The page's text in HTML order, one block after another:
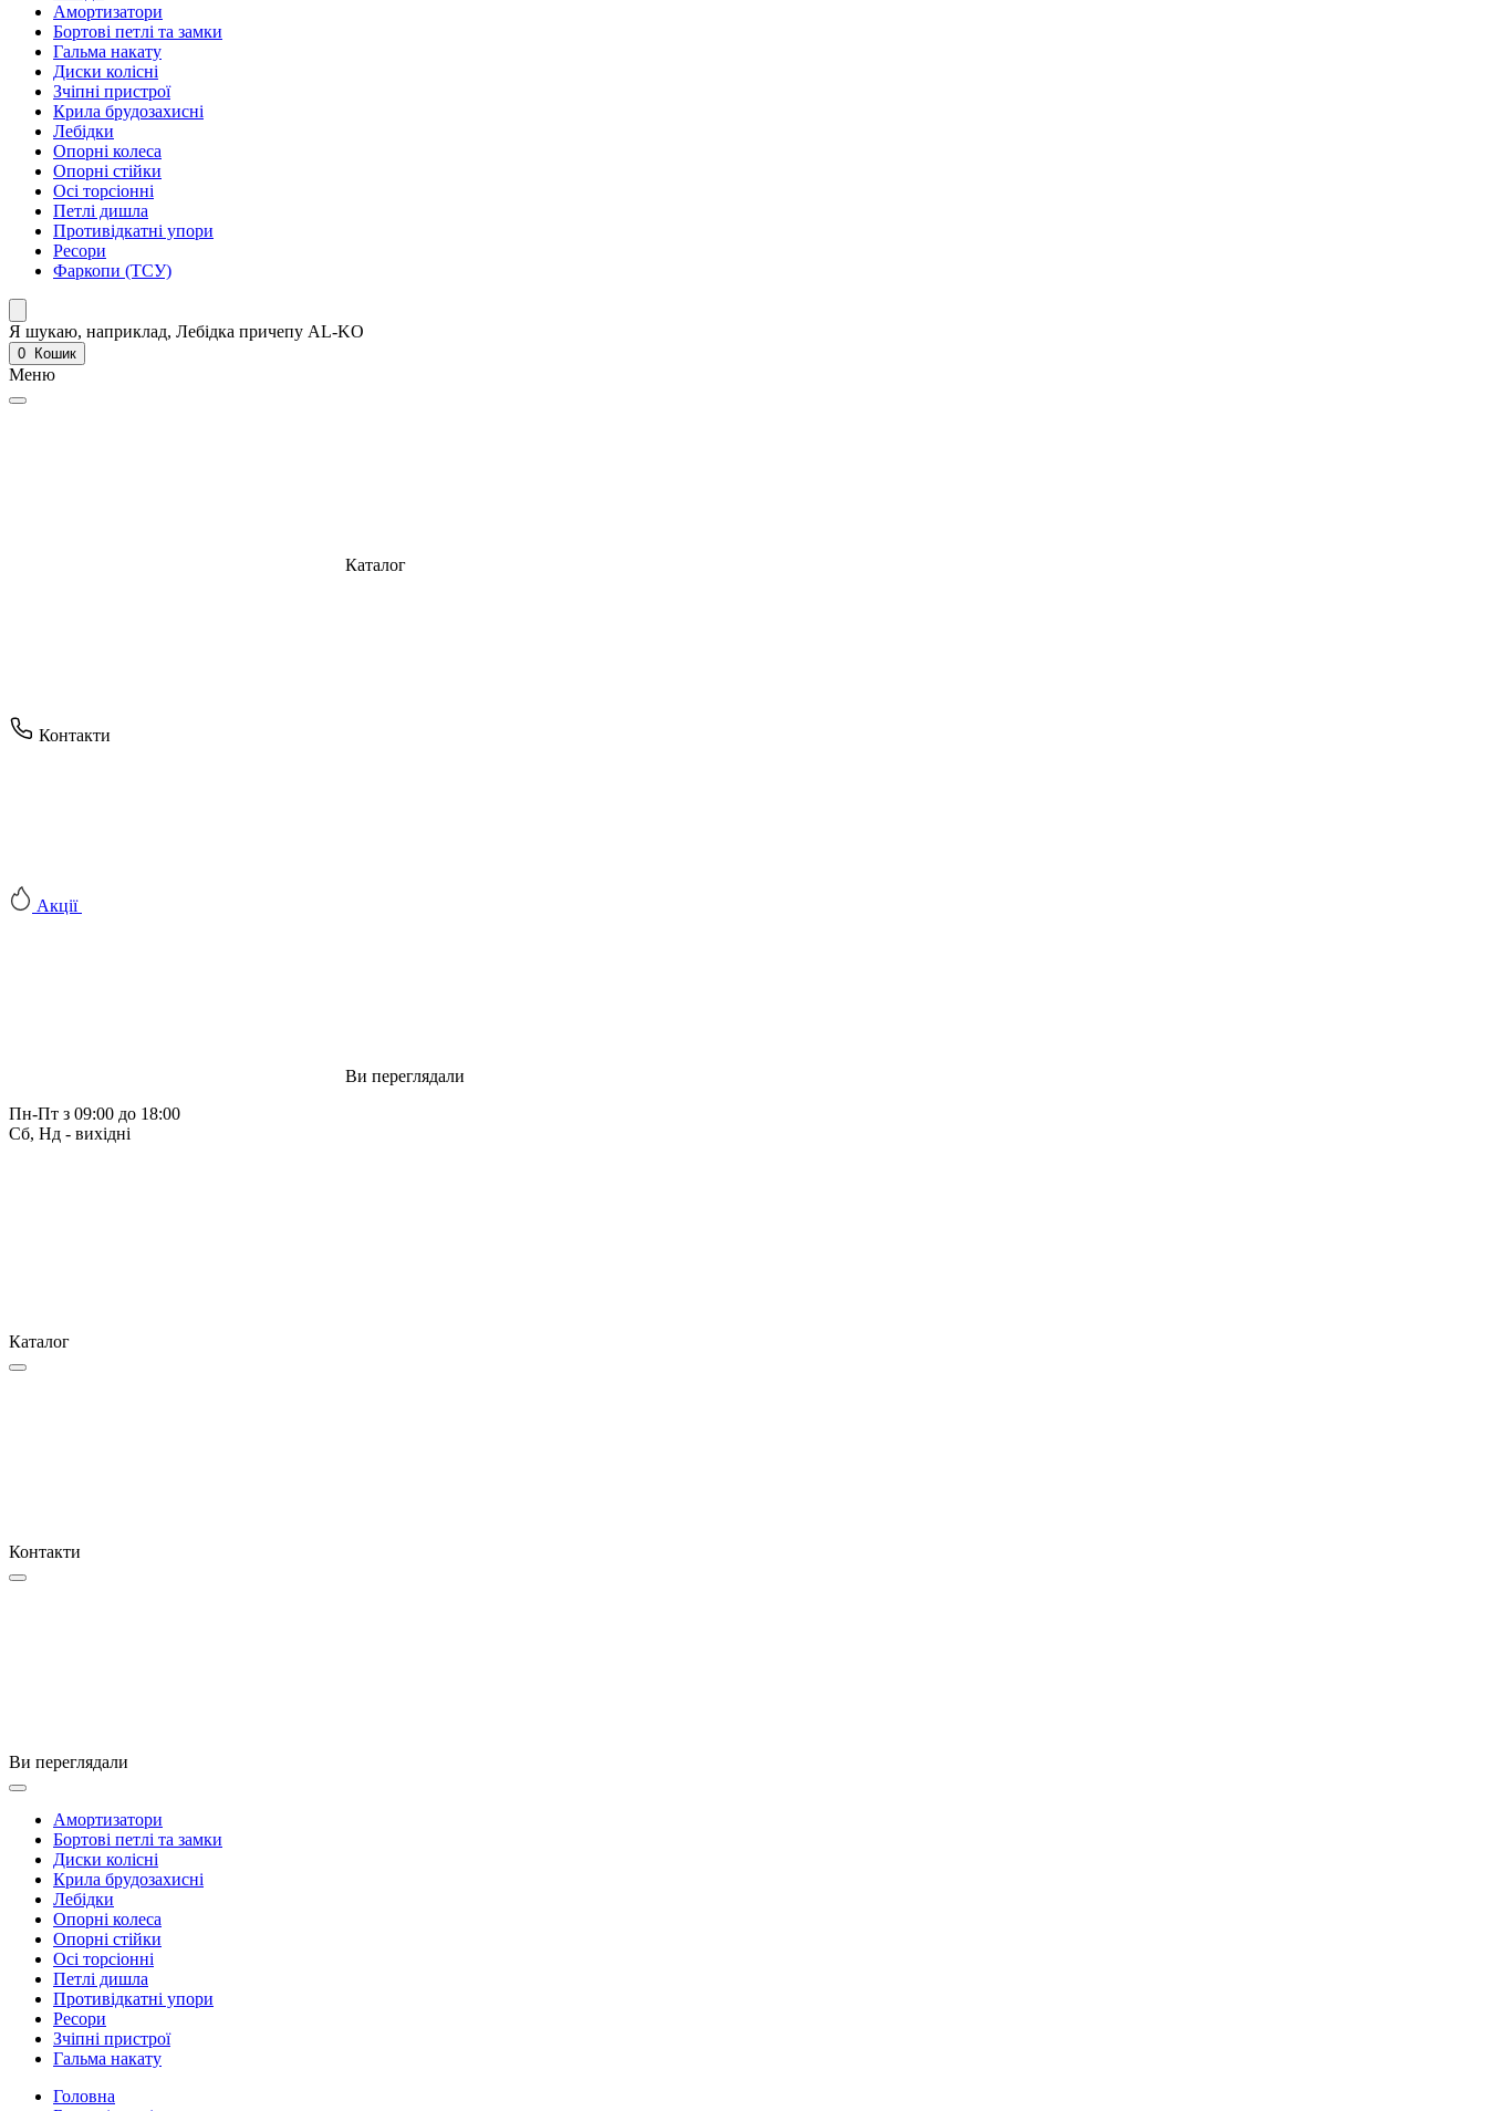
Амортизатори
Бортові петлі та замки
Гальма накату
Диски колісні
Зчіпні пристрої
Крила брудозахисні
Лебідки
Опорні колеса
Опорні стійки
Осі торсіонні
Петлі дишла
Противідкатні упори
Ресори
Фаркопи (ТСУ)
Я шукаю, наприклад, Лебідка причепу AL-KO
0 Кошик
Меню
Каталог
Контакти
Акції
Ви переглядали
Пн-Пт з 09:00 до 18:00
Сб, Нд - вихідні
Каталог
Контакти
Ви переглядали
Амортизатори
Бортові петлі та замки
Диски колісні
Крила брудозахисні
Лебідки
Опорні колеса
Опорні стійки
Осі торсіонні
Петлі дишла
Противідкатні упори
Ресори
Зчіпні пристрої
Гальма накату
Головна